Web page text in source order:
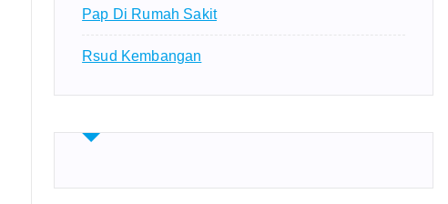
Pap Di Rumah Sakit
Rsud Kembangan